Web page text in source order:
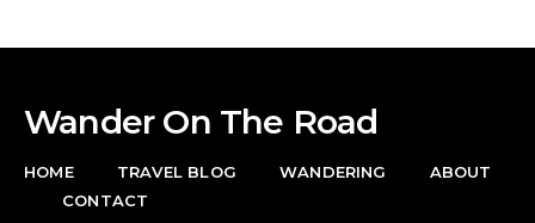
Wander On The Road
HOME TRAVEL BLOG WANDERING
ABOUT
CONTACT